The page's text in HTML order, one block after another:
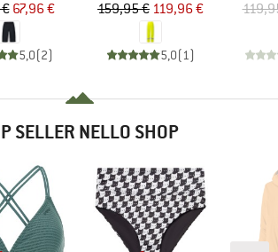
Prezzo
Prezzo ridotto
67,96 €
5,0(2)
Prezzo
159,95 €Prezzo ridotto
119,96 €
5,0(1 )
SELLER NELLO SHOP